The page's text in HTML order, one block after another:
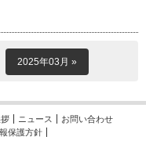
2025年03月 »
ニュース
お問い合わせ
保護方針